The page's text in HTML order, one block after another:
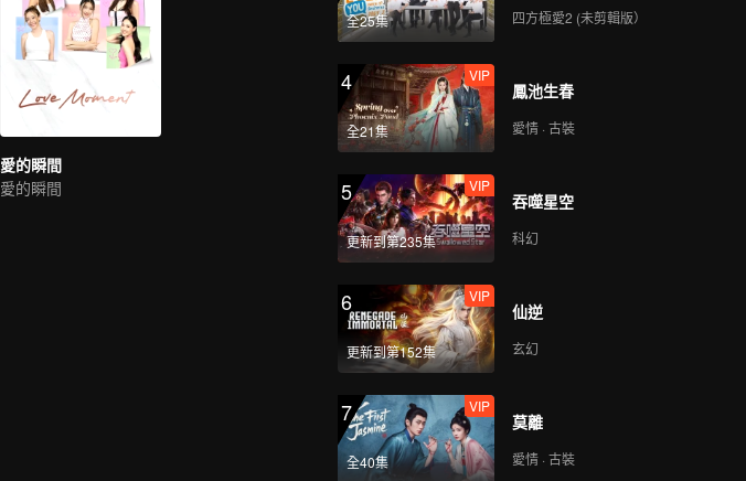
VIP No Way(Still Ver.)
VIP Python(Moving Ver.)
VIP I Dream(Moving Ver.)
VIP No Way(Moving Ver.)
愛的瞬間
愛的瞬間
全25集 四方極愛2 (未剪輯版）
4
全21集
VIP
鳳池生春
愛情 · 古裝
5
更新到第235集
VIP
吞噬星空
科幻
6
更新到第152集
VIP
仙逆
玄幻
7
全40集
VIP
莫離
愛情 · 古裝